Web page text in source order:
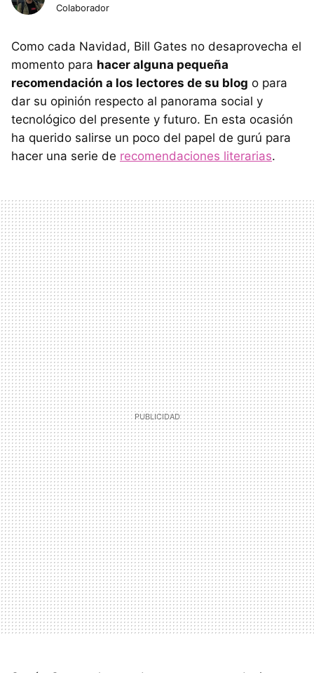
Colaborador
Como cada Navidad, Bill Gates no desaprovecha el
momento para hacer alguna pequeña
recomendación a los lectores de su blog o para
dar su opinión respecto al panorama social y
tecnológico del presente y futuro. En esta ocasión
ha querido salirse un poco del papel de gurú para
hacer una serie de recomendaciones literarias.